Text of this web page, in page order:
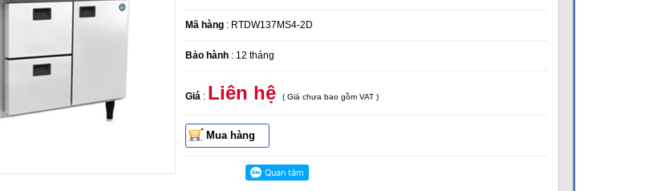
Mã hàng : RTDW137MS4-2D
Bảo hành : 12 tháng
Giá : Liên hệ ( Giá chưa bao gồm VAT )
Mua hàng